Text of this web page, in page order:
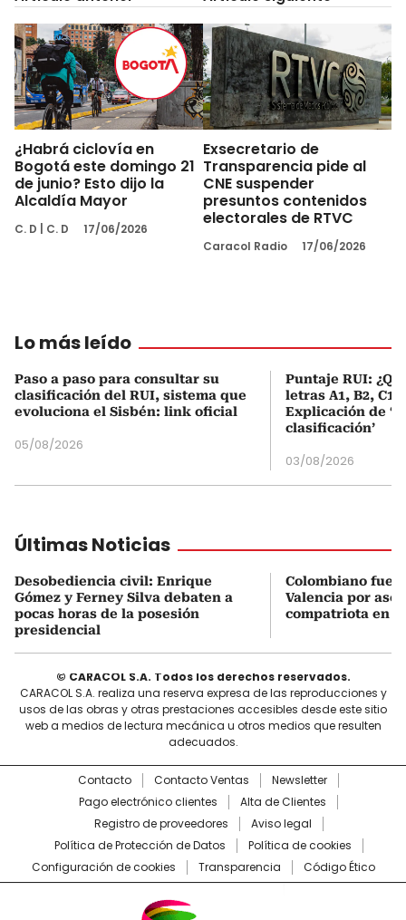
¿Habrá ciclovía en
Bogotá este domingo 21
de junio? Esto dijo la
Alcaldía Mayor
C. D C. D 17/06/2026
Exsecretario de
Transparencia pide al
CNE suspender
presuntos contenidos
electorales de RTVC
Caracol Radio 17/06/2026
Lo más leído
Paso a paso para consultar su
clasificación del RUI, sistema que
evoluciona el Sisbén: link oficial
05/08/2026
Puntaje RUI:
letras A1, B2, C1
Explicación de
clasificación’
03/08/2026
Últimas Noticias
Desobediencia civil: Enrique
Gómez y Ferney Silva debaten a
pocas horas de la posesión
presidencial
Colombiano fue
Valencia por
compatriota en
© CARACOL S.A. Todos los derechos reservados.
CARACOL S.A. realiza una reserva expresa de las reproducciones y
usos de las obras y otras prestaciones accesibles desde este sitio
web a medios de lectura mecánica u otros medios que resulten
adecuados.
Contacto Contacto Ventas
Newsletter
Pago electrónico clientes
Alta de Clientes
Registro de proveedores
Aviso legal
Política de Protección de Datos
Política de cookies
Configuración de cookies
Transparencia Código Ético